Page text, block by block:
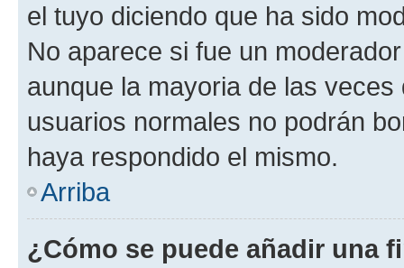
el tuyo diciendo que ha sido
No aparece si fue un
aunque la mayoria de las
usuarios normales no podrán
haya respondido el mismo.
Arriba
¿Cómo se puede añadir una